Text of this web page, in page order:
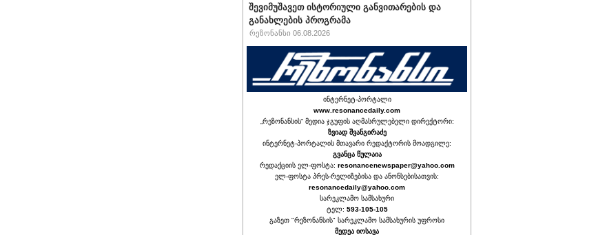
შევიმუშავეთ ისტორიული განვითარების და
განახლების პროგრამა
რეზონანსი 06.08.2026
ინტერნეტ-პორტალი
www.resonancedaily.com
„რეზონანსის“ მედია ჯგუფის აღმასრულებელი დირექტორი:
ზვიად შვანგირაძე
ინტერნეტ-პორტალის მთავარი რედაქტორის მოადგილე:
გვანცა წულაია
რედაქციის ელ-ფოსტა: resonancenewspaper@yahoo.com
ელ-ფოსტა პრეს-რელიზებისა და ანონსებისათვის:
resonancedaily@yahoo.com
სარეკლამო სამსახური
ტელ: 593-105-105
გაზეთ "რეზონანსის" სარეკლამო სამსახურის უფროსი
მედეა იოსავა